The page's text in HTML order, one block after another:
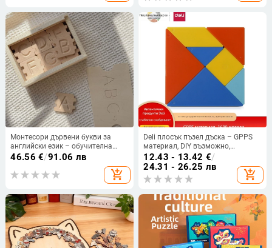
Монтесори дървени букви за
английски език – обучителна
пъзел-игра за рано образование,
персонализация и лого OEM
46.56 €/91.06 лв
add_shopping_cart
Deli плосък пъзел дъска – GPPS
материал, DIY възможно,
еднофункционална, опаковка в
бяла кутия, за деца 4–6 години.
12.43 - 13.42 €/
24.31 - 26.25 лв
add_shopping_cart